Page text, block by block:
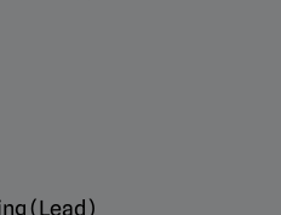
(Lead)